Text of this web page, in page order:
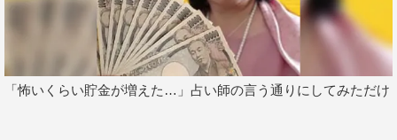
「怖いくらい貯金が増えた…」占い師の言う通りにしてみただけ